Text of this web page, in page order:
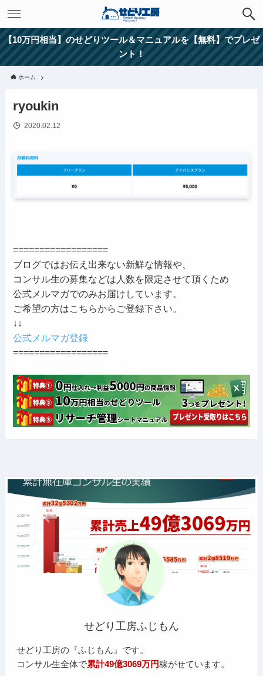
【10万円相当】のせどりツール＆マニュアルを【無料】でプレゼ
ント！
ホーム
ryoukin
2020.02.12
==================
ブログではお伝え出来ない新鮮な情報や、
コンサル生の募集などは人数を限定させて頂くため
公式メルマガでのみお届けしています。
ご希望の方はこちらからご登録下さい。
↓↓
公式メルマガ登録
==================
せどり工房ふじもん
せどり工房の『ふじもん』です。
コンサル生全体で累計49億3069万円稼がせています。